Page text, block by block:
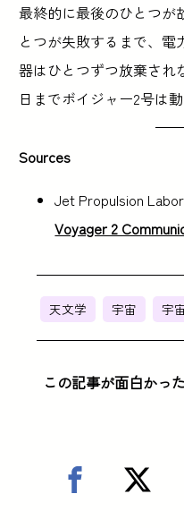
最終的に最後のひとつが
とつが失敗するまで、
器はひとつずつ放棄され
日までボイジャー2号は
Sources
Jet Propulsion
Voyager 2
天文学 宇宙 宇
この記事が面白かっ